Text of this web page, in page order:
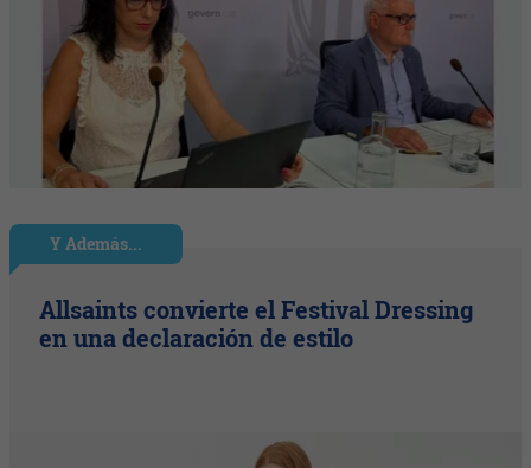
Y Además...
Allsaints convierte el Festival Dressing
en una declaración de estilo